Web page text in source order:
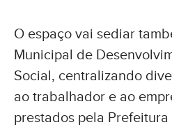
O espaço vai sediar
Municipal de
Social, centralizando
ao trabalhador e ao
prestados pela